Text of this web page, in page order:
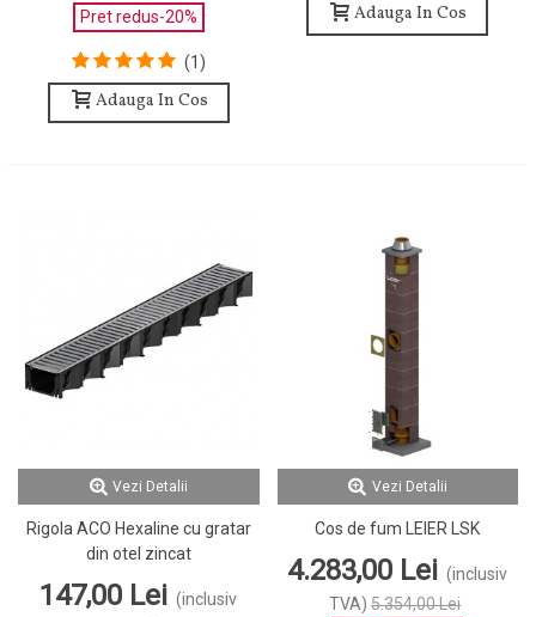
Pret redus-20%
(1)
Adauga In Cos
Adauga In Cos
Vezi Detalii
Rigola ACO Hexaline cu gratar
din otel zincat
147,00 Lei (inclusiv
Vezi Detalii
Cos de fum LEIER LSK
4.283,00 Lei (inclusiv
TVA) 5.354,00 Lei